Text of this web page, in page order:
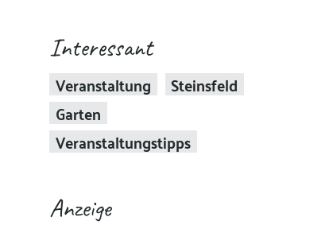
Interessant
Veranstaltung
Steinsfeld
Garten
Veranstaltungstipps
Anzeige